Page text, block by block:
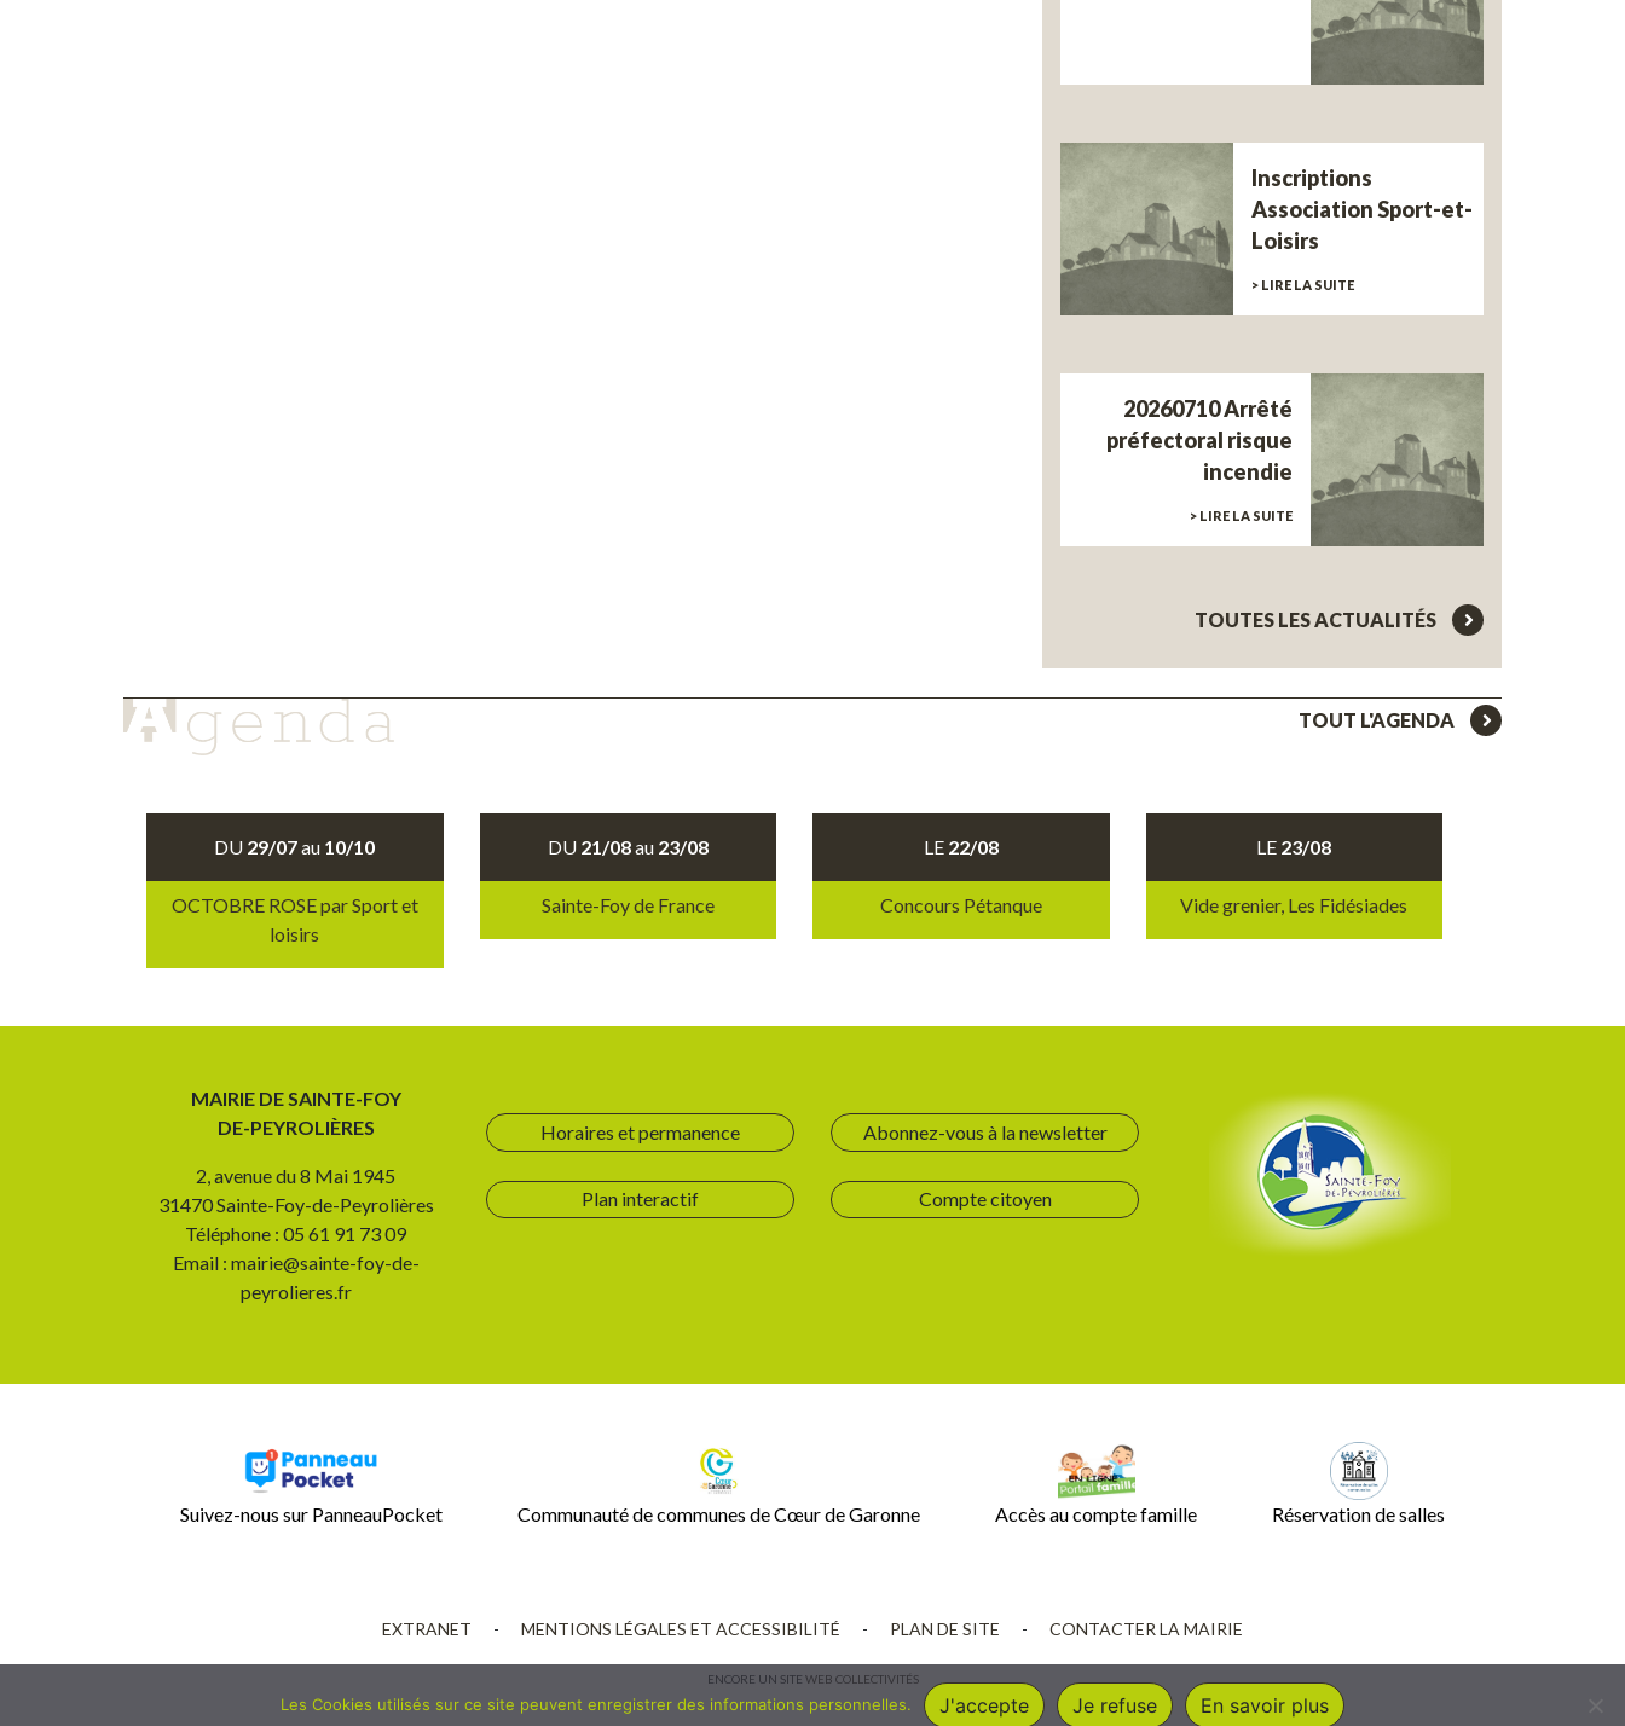
Inscriptions
Association Sport-et-
Loisirs
> LIRE LA SUITE
20260710 Arrêté
préfectoral risque
incendie
> LIRE LA SUITE
TOUTES LES ACTUALITÉS
TOUT L'AGENDA
DU 29/07au 10/10
OCTOBRE ROSE par Sport et
loisirs
DU 21/08au 23/08
Sainte-Foy de France
LE 22/08
Concours Pétanque
LE 23/08
Vide grenier, Les Fidésiades
MAIRIE DE SAINTE-FOY
DE-PEYROLIÈRES
2, avenue du 8 Mai 1945
31470 Sainte-Foy-de-Peyrolières
Téléphone : 05 61 91 73 09
Email : mairie@sainte-foy-de-
peyrolieres.fr
Horaires et permanence
Plan interactif
Abonnez-vous à la newsletter
Compte citoyen
Suivez-nous sur PanneauPocket Communauté de communes de Cœur de Garonne Accès au compte famille Réservation de salles
EXTRANET - MENTIONS LÉGALES ET ACCESSIBILITÉ - PLAN DE SITE - CONTACTER LA MAIRIE
ENCORE UN SITE WEB COLLECTIVITÉS
Les Cookies utilisés sur ce site peuvent enregistrer des informations personnelles. J'accepte Je refuse En savoir plus